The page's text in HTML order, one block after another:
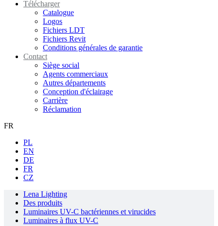
Télécharger
Catalogue
Logos
Fichiers LDT
Fichiers Revit
Conditions générales de garantie
Contact
Siège social
Agents commerciaux
Autres départements
Conception d'éclairage
Carrière
Réclamation
FR
PL
EN
DE
FR
CZ
Lena Lighting
Des produits
Luminaires UV-C bactériennes et virucides
Luminaires à flux UV-C